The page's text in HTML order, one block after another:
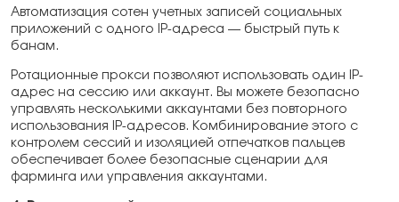
Автоматизация сотен учетных записей социальных
приложений с одного IP-адреса — быстрый путь к
банам.
Ротационные прокси позволяют использовать один IP-
адрес на сессию или аккаунт. Вы можете безопасно
управлять несколькими аккаунтами без повторного
использования IP-адресов. Комбинирование этого с
контролем сессий и изоляцией отпечатков пальцев
обеспечивает более безопасные сценарии для
фарминга или управления аккаунтами.